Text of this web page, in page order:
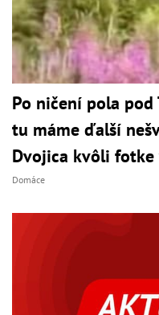
Po ničení pola
tu máme ďalší
Dvojica kvôli fotke
Domáce